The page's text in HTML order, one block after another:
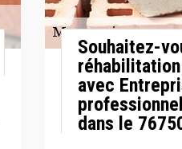
Souhaitez-
avec
dans le